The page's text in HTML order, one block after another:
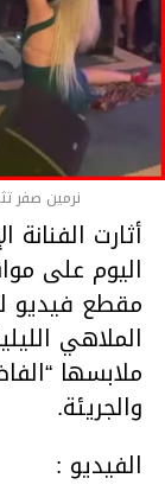
00:00
نرمين صفر
أثارت
اليوم على
مقطع فيديو
الملاهي
ملابسها
والجريئة.
الفيديو :